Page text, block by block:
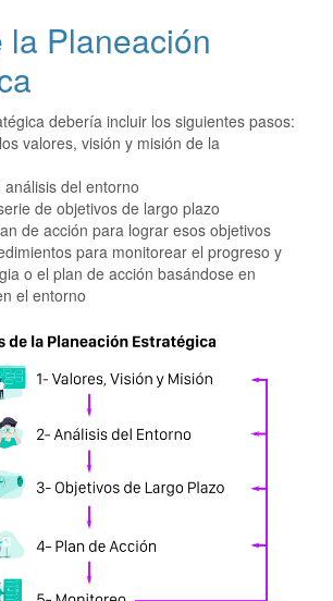
la Planeación
debería incluir los siguientes pasos:
valores, visión y misión de la
del entorno
de objetivos de largo plazo
de acción para lograr esos objetivos
para monitorear el progreso y
o el plan de acción basándose en
el entorno